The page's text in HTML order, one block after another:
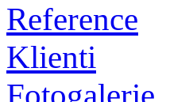
Reference
Klienti